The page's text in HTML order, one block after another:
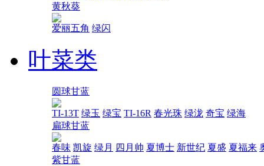
黄秋葵
爱丽五角 绿闪
叶菜类
圆球甘蓝
TI-13T 绿玉 绿宝 TI-16R 春光珠 绿泷 奇宝 绿海
扁球甘蓝
春味 凯旋 绿月 四月帅 夏博士 新世纪 夏盛 夏福来
紫甘蓝